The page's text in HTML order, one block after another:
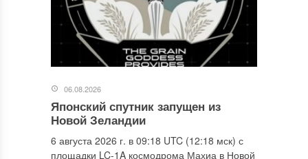
06.08.2026
Японский спутник запущен из
Новой Зеландии
6 августа 2026 г. в 09:18 UTC (12:18 мск) с
площадки LC-1A космодрома Махиа в Новой